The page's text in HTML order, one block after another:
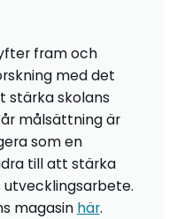
fram och
med det
stärka skolans
målsättning är
som en
till att stärka
utvecklingsarbete.
magasin här.